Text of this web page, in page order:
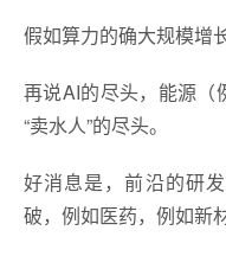
假如算力的确大规模增
再说AI的尽头，能源（
“卖水人”的尽头。
好消息是，前沿的研
破，例如医药，例如